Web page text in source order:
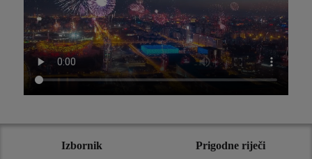
Izbornik Prigodne riječi